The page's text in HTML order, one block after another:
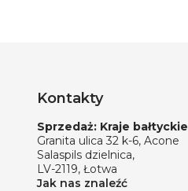
Kontakty
Sprzedaż: Kraje bałtyckie
Granita ulica 32 k-6, Acone
Salaspils dzielnica,
LV-2119, Łotwa
Jak nas znaleźć